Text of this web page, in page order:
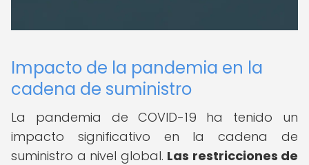
Impacto de la pandemia en la
cadena de suministro
La pandemia de COVID-19 ha tenido un
impacto significativo en la cadena de
suministro a nivel global. Las restricciones de